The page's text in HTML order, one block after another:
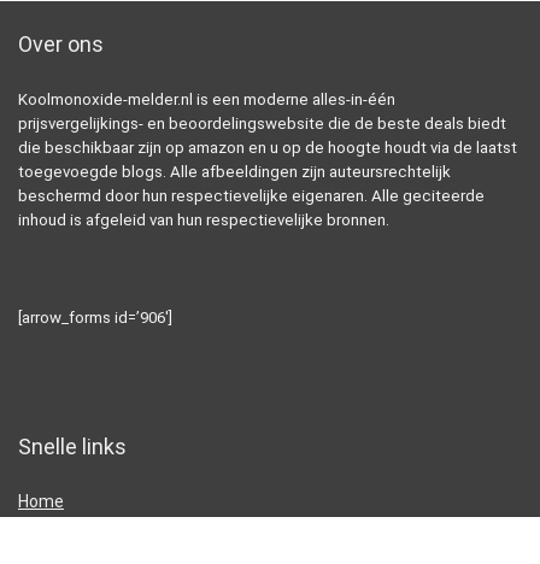
Over ons
Koolmonoxide-melder.nl is een moderne alles-in-één
prijsvergelijkings- en beoordelingswebsite die de beste deals biedt
die beschikbaar zijn op amazon en u op de hoogte houdt via de laatst
toegevoegde blogs. Alle afbeeldingen zijn auteursrechtelijk
beschermd door hun respectievelijke eigenaren. Alle geciteerde
inhoud is afgeleid van hun respectievelijke bronnen.
[arrow_forms id=’906′]
Snelle links
Home